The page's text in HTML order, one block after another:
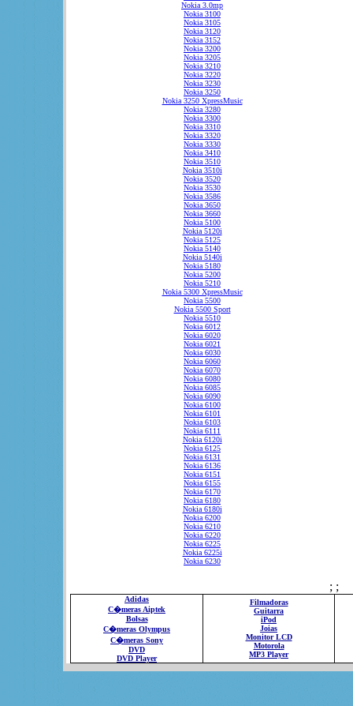
Nokia 3.0mp
Nokia 3100
Nokia 3105
Nokia 3120
Nokia 3152
Nokia 3200
Nokia 3205
Nokia 3210
Nokia 3220
Nokia 3230
Nokia 3250
Nokia 3250 XpressMusic
Nokia 3280
Nokia 3300
Nokia 3310
Nokia 3320
Nokia 3330
Nokia 3410
Nokia 3510
Nokia 3510i
Nokia 3520
Nokia 3530
Nokia 3586
Nokia 3650
Nokia 3660
Nokia 5100
Nokia 5120i
Nokia 5125
Nokia 5140
Nokia 5140i
Nokia 5180
Nokia 5200
Nokia 5210
Nokia 5300 XpressMusic
Nokia 5500
Nokia 5500 Sport
Nokia 5510
Nokia 6012
Nokia 6020
Nokia 6021
Nokia 6030
Nokia 6060
Nokia 6070
Nokia 6080
Nokia 6085
Nokia 6090
Nokia 6100
Nokia 6101
Nokia 6103
Nokia 6111
Nokia 6120i
Nokia 6125
Nokia 6131
Nokia 6136
Nokia 6151
Nokia 6155
Nokia 6170
Nokia 6180
Nokia 6180i
Nokia 6200
Nokia 6210
Nokia 6220
Nokia 6225
Nokia 6225i
Nokia 6230
; ;
Adidas
C�meras Aiptek
Bolsas
C�meras Olympus
C�meras Sony
DVD
DVD Player
Filmadoras
Guitarra
iPod
Joias
Monitor LCD
Motorola
MP3 Player